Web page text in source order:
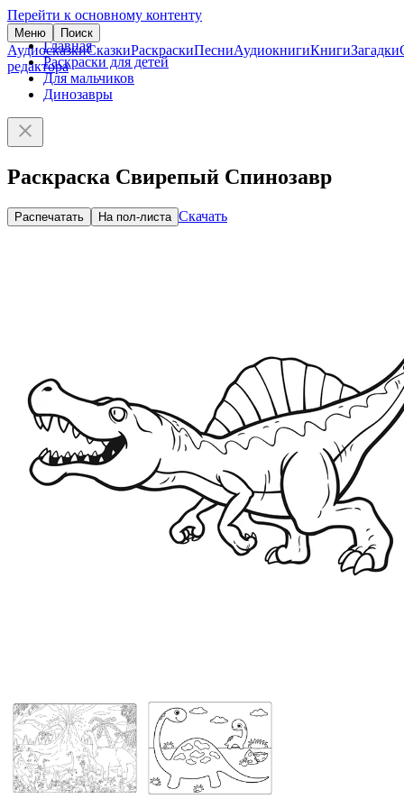
Перейти к основному контенту
Меню Поиск
АудиосказкиСказкиРаскраскиПесниАудиокнигиКнигиЗагадки
редактора
Главная
Раскраски для детей
Для мальчиков
Динозавры
Раскраска Свирепый Спинозавр
Распечатать На пол-листа Скачать